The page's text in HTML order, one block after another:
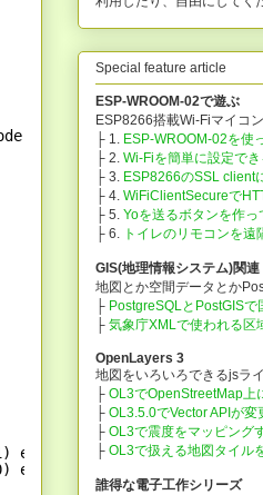
- lastUse)/5.4));
encoderValue ++;
encoderValue --;
Special feature article
ESP-WROOM-02で遊ぶ
ESP8266搭載Wi-Fiマイコン
├ 1. ESP-WROOM-02を使
├ 2. Wi-Fiを簡単に設定で
├ 3. ESP8266のSSL client
├ 4. WiFiClientSecureで
├ 5. Yoを送るボタンを作っ
├ 6. トイレのリモコンを遠
GIS(地理情報システム)関連
地図とか空間データとか
├ PostgreSQLとPostGISで
├ 気象庁XMLで使われる区
OpenLayers 3
地図をいろいろできるjsラ
├ OL3でOpenStreetMap上
├ OL3.5.0でVector APIが変
├ OL3で震度をマッピング
├ OL3で扱える地図タイル
誰得な電子工作シリーズ